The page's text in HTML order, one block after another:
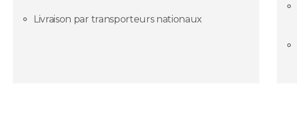
Livraison par transporteurs nationaux